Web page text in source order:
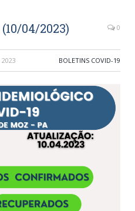
04/2023) 0
2023 BOLETINS COVID-19